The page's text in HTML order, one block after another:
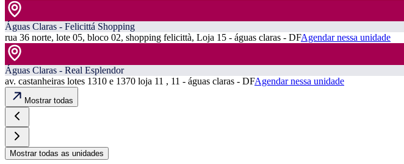
Águas Claras - Felicittá Shopping
rua 36 norte, lote 05, bloco 02, shopping felicittà, Loja 15 - águas claras - DFAgendar nessa unidade
Águas Claras - Real Esplendor
av. castanheiras lotes 1310 e 1370 loja 11 , 11 - águas claras - DFAgendar nessa unidade
Mostrar todas
Mostrar todas as unidades